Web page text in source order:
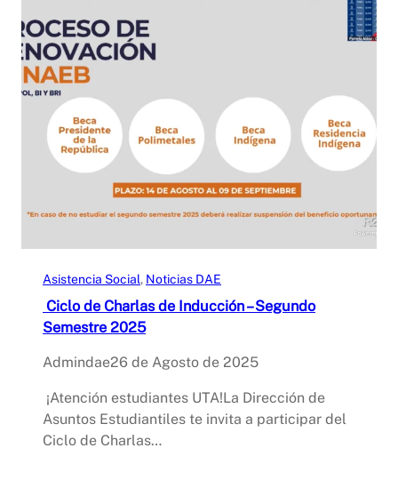
Asistencia Social, Noticias DAE
Ciclo de Charlas de Inducción – Segundo
Semestre 2025
Admindae26 de Agosto de 2025
¡Atención estudiantes UTA!La Dirección de
Asuntos Estudiantiles te invita a participar del
Ciclo de Charlas…